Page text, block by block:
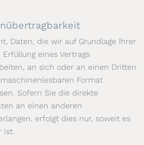
Daten, die wir auf Grundlage Ihrer
eines Vertrags
an sich oder an einen Dritten
Format
Sofern Sie die direkte
an einen anderen
erfolgt dies nur, soweit es
ist.